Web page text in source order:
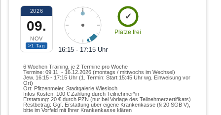
2026
09.
NOV
>1 Tag
16:15 - 17:15 Uhr
✓
Plätze frei
6 Wochen Training, je 2 Termine pro Woche
Termine: 09.11. - 16.12.2026 (montags / mittwochs im Wechsel)
Jew. 16:15 - 17:15 Uhr (1. Termin: Start 15:45 Uhr wg. Einweisung vor
Ort)
Ort: Pfitzenmeier, Stadtgalerie Wiesloch
Infos Kosten: 100 € Zahlung durch Teilnehmer*in
Erstattung: 20 € durch PZN (nur bei Vorlage des Teilnehmerzertifikats)
Restbetrag: Ggf. Erstattung über eigene Krankenkasse (§ 20 SGB V),
bitte im Vorfeld mit Ihrer Krankenkasse klären